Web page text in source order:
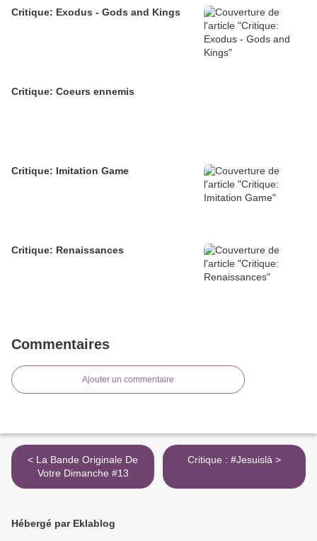
Critique: Exodus - Gods and Kings
Critique: Coeurs ennemis
Critique: Imitation Game
Critique: Renaissances
Commentaires
Ajouter un commentaire
< La Bande Originale De
Votre Dimanche #13
Critique : #Jesuislà >
Hébergé par Eklablog